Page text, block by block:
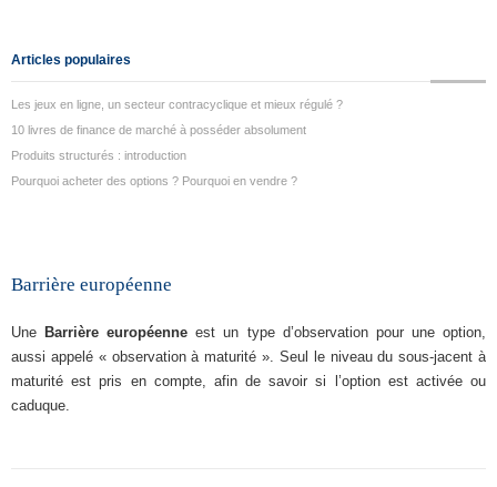
Articles populaires
Les jeux en ligne, un secteur contracyclique et mieux régulé ?
10 livres de finance de marché à posséder absolument
Produits structurés : introduction
Pourquoi acheter des options ? Pourquoi en vendre ?
Barrière européenne
Une Barrière européenne est un type d’observation pour une option,
aussi appelé « observation à maturité ». Seul le niveau du sous-jacent à
maturité est pris en compte, afin de savoir si l’option est activée ou
caduque.